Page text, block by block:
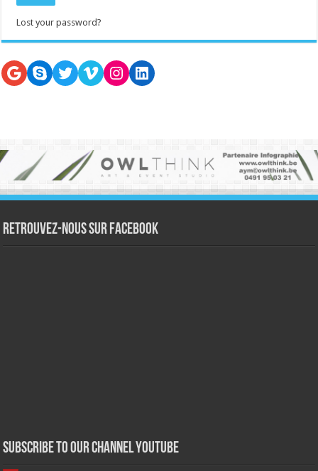
Lost your password?
Google
SkypeTwitter
VimeoInstagram
LinkedIn
Retrouvez-nous sur Facebook
Subscribe to our Channel Youtube